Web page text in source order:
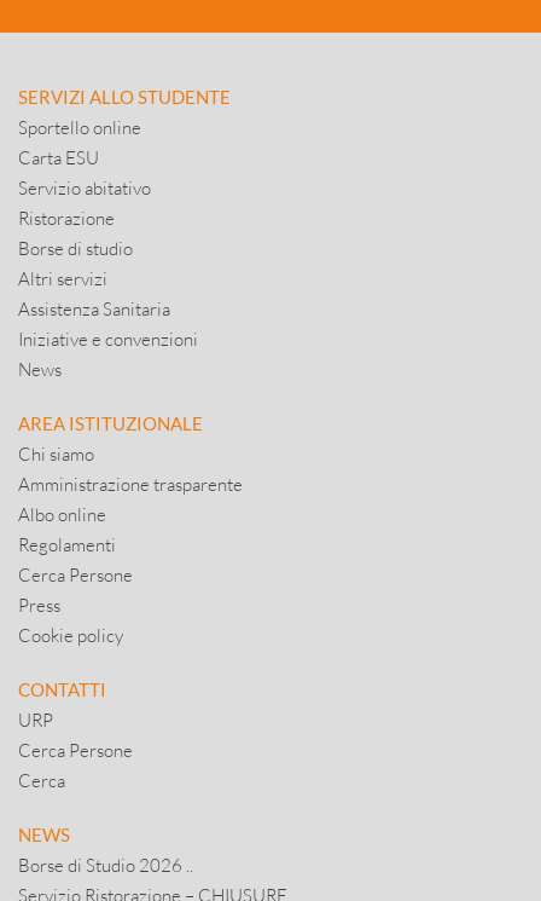
SERVIZI ALLO STUDENTE
Sportello online
Carta ESU
Servizio abitativo
Ristorazione
Borse di studio
Altri servizi
Assistenza Sanitaria
Iniziative e convenzioni
News
AREA ISTITUZIONALE
Chi siamo
Amministrazione trasparente
Albo online
Regolamenti
Cerca Persone
Press
Cookie policy
CONTATTI
URP
Cerca Persone
Cerca
NEWS
Borse di Studio 2026 ..
Servizio Ristorazione – CHIUSURE ..